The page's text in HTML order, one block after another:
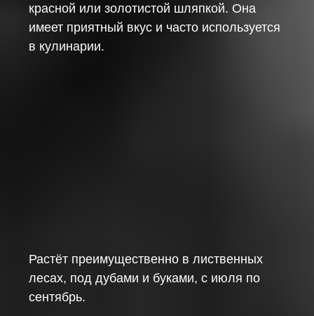
красной или золотистой шляпкой. Она
имеет приятный вкус и часто используется
в кулинарии.
Растёт преимущественно в лиственных
лесах, под дубами и буками, с июля по
сентябрь.